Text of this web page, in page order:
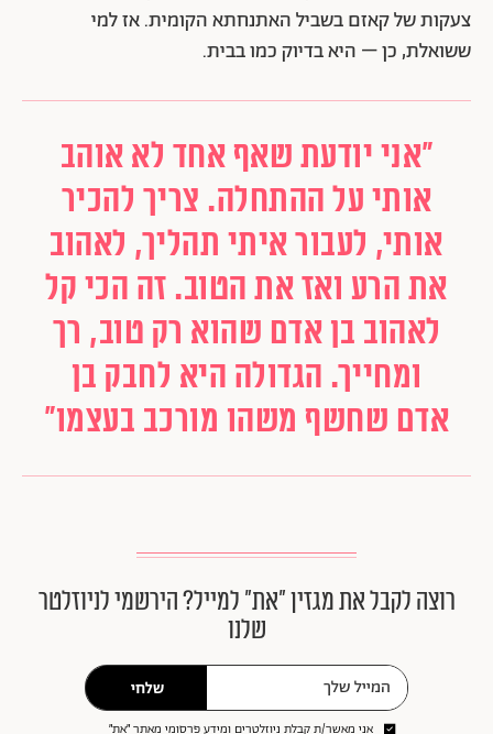
צעקות של קאזם בשביל האתנחתא הקומית. אז למי
ששואלת, כן – היא בדיוק כמו בבית.
"אני יודעת שאף אחד לא אוהב
אותי על ההתחלה. צריך להכיר
אותי, לעבור איתי תהליך, לאהוב
את הרע ואז את הטוב. זה הכי קל
לאהוב בן אדם שהוא רק טוב, רך
ומחייך. הגדולה היא לחבק בן
אדם שחשף משהו מורכב בעצמו"
רוצה לקבל את מגזין ״את״ למייל? הירשמי לניוזלטר
שלנו
שלחי
אני מאשר/ת קבלת ניוזלטרים ומידע פרסומי מאתר ״את״